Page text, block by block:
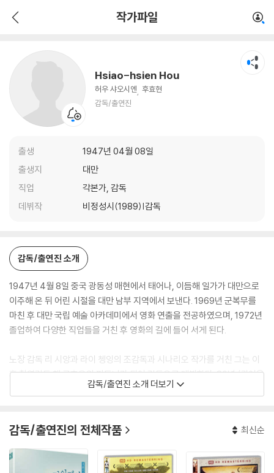
작가파일
Hsiao-hsien Hou
허우 샤오시엔 후효현
감독/출연진
출생
1947년 04월 08일
출생지
대만
직업
각본가, 감독
데뷔작
비정성시(1989)|감독
감독/출연진 소개
1947년 4월 8일 중국 광동성 매현에서 태어나, 이듬해 일가가 대만으로
이주해 온 뒤 어린 시절을 대만 남부 지역에서 보낸다. 1969년 군복무를
마친 후 대만 국립 예술 아카데미에서 영화 연출을 전공하였으며, 1972년
졸업하여 다양한 직업들을 거친 후 영화의 길에 들어 서게 된다.
노장 감독 리 시앙과 라이 쳉잉의 조감독과 시나리오 작가를 거친 그는 이
후 촬영감독 첸 쿤호우와 파트너가 되어 감독으로 데뷔한다. 80년 〈귀여운
여인〉으로 데뷔한 이 후, 〈바람이 춤춘다〉를 거쳐 〈고향의 푸른 잔디〉를 만
이때까지 흥행감독으로서의 입지를 굳혀가던 샤오시엔 감독은 초기 대만
뉴웨이브를 주도한 유학파 감독들을 알게 되고, 이들에게서 큰 충격을 받
아 사회로 시선을 돌리게 된다. '중앙전영'의 진보적 인물들이 기획한 〈샌드
감독/출연진 소개 더보기
감독/출연진의 전체작품 최신순